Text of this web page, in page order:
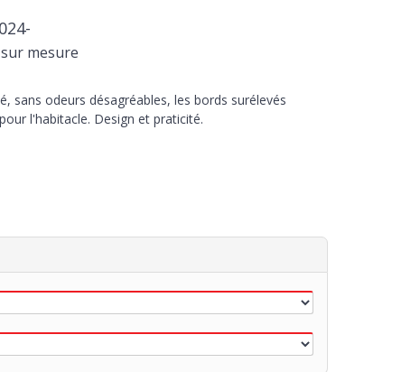
mesure
sans odeurs désagréables, les bords surélevés
l'habitacle. Design et praticité.